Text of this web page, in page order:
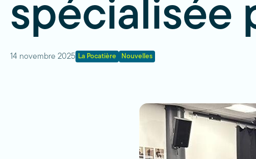
spécialisée
14 novembre 2025 La Pocatière Nouvelles